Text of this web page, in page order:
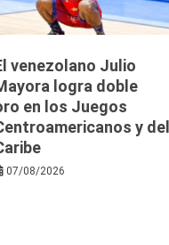
venezolano Julio
logra doble
en los Juegos
y del
07/08/2026